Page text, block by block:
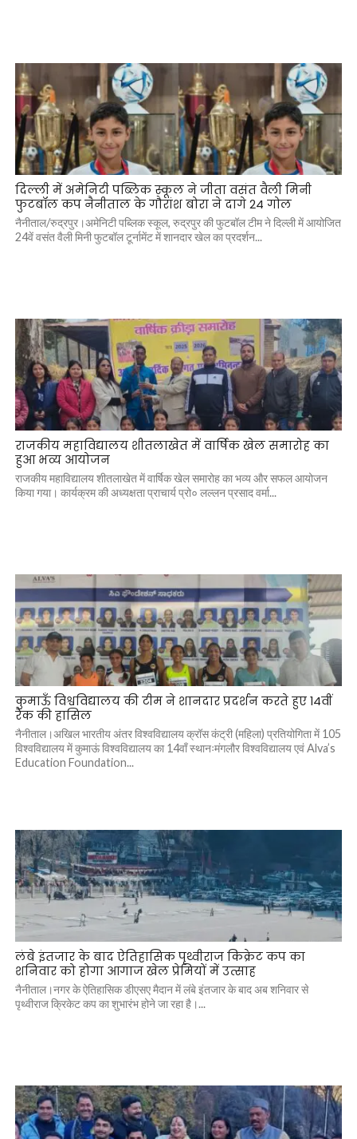
दिल्ली में अमेनिटी पब्लिक स्कूल ने जीता वसंत वैली मिनी
फुटबॉल कप नैनीताल के गौरांश बोरा ने दागे 24 गोल
नैनीताल/रुद्रपुर।अमेनिटी पब्लिक स्कूल, रुद्रपुर की फुटबॉल टीम ने दिल्ली में आयोजित
24वें वसंत वैली मिनी फुटबॉल टूर्नामेंट में शानदार खेल का प्रदर्शन...
राजकीय महाविद्यालय शीतलाखेत में वार्षिक खेल समारोह का
हुआ भव्य आयोजन
राजकीय महाविद्यालय शीतलाखेत में वार्षिक खेल समारोह का भव्य और सफल आयोजन
किया गया। कार्यक्रम की अध्यक्षता प्राचार्य प्रो० लल्लन प्रसाद वर्मा...
कुमाऊँ विश्वविद्यालय की टीम ने शानदार प्रदर्शन करते हुए 14वीं
रैंक की हासिल
नैनीताल।अखिल भारतीय अंतर विश्वविद्यालय क्रॉस कंट्री (महिला) प्रतियोगिता में 105
विश्वविद्यालय में कुमाऊं विश्वविद्यालय का 14वाँ स्थानःमंगलौर विश्वविद्यालय एवं Alva’s
Education Foundation...
लंबे इंतजार के बाद ऐतिहासिक पृथ्वीराज किक्रेट कप का
शनिवार को होगा आगाज खेल प्रेमियों में उत्साह
नैनीताल।नगर के ऐतिहासिक डीएसए मैदान में लंबे इंतजार के बाद अब शनिवार से
पृथ्वीराज क्रिकेट कप का शुभारंभ होने जा रहा है।...